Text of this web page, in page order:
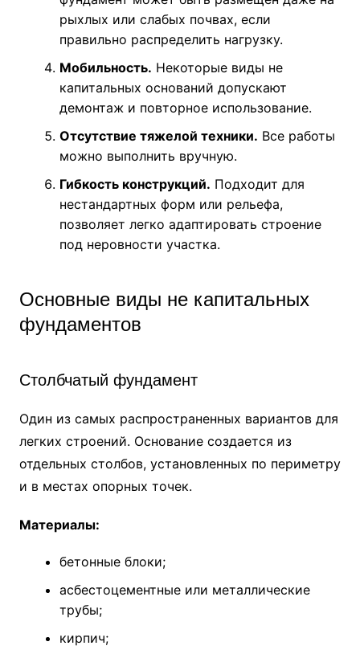
рыхлых или слабых почвах, если
правильно распределить нагрузку.
Мобильность. Некоторые виды не
капитальных оснований допускают
демонтаж и повторное использование.
Отсутствие тяжелой техники. Все работы
можно выполнить вручную.
Гибкость конструкций. Подходит для
нестандартных форм или рельефа,
позволяет легко адаптировать строение
под неровности участка.
Основные виды не капитальных
фундаментов
Столбчатый фундамент
Один из самых распространенных вариантов для
легких строений. Основание создается из
отдельных столбов, установленных по периметру
и в местах опорных точек.
Материалы:
бетонные блоки;
асбестоцементные или металлические
трубы;
кирпич;